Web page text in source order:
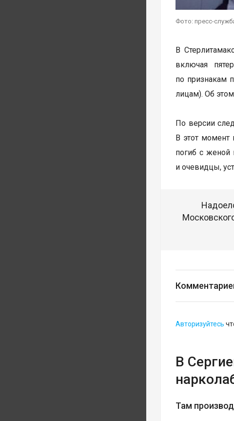
Фото: пресс-
В
включая
по признакам
лицам). Об
По версии
В этот момент
погиб с женой
и очевидцы,
Авторизуйтесь
В
Там